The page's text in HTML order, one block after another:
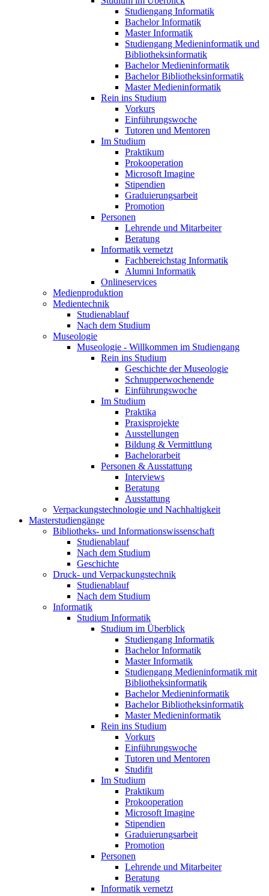
Studiengang Informatik
Bachelor Informatik
Master Informatik
Studiengang Medieninformatik und
Bibliotheksinformatik
Bachelor Medieninformatik
Bachelor Bibliotheksinformatik
Master Medieninformatik
Rein ins Studium
Vorkurs
Einführungswoche
Tutoren und Mentoren
Im Studium
Praktikum
Prokooperation
Microsoft Imagine
Stipendien
Graduierungsarbeit
Promotion
Personen
Lehrende und Mitarbeiter
Beratung
Informatik vernetzt
Fachbereichstag Informatik
Alumni Informatik
Onlineservices
Medienproduktion
Medientechnik
Studienablauf
Nach dem Studium
Museologie
Museologie - Willkommen im Studiengang
Rein ins Studium
Geschichte der Museologie
Schnupperwochenende
Einführungswoche
Im Studium
Praktika
Praxisprojekte
Ausstellungen
Bildung & Vermittlung
Bachelorarbeit
Personen & Ausstattung
Interviews
Beratung
Ausstattung
Verpackungstechnologie und Nachhaltigkeit
Masterstudiengänge
Bibliotheks- und Informationswissenschaft
Studienablauf
Nach dem Studium
Geschichte
Druck- und Verpackungstechnik
Studienablauf
Nach dem Studium
Informatik
Studium Informatik
Studium im Überblick
Studiengang Informatik
Bachelor Informatik
Master Informatik
Studiengang Medieninformatik mit
Bibliotheksinformatik
Bachelor Medieninformatik
Bachelor Bibliotheksinformatik
Master Medieninformatik
Rein ins Studium
Vorkurs
Einführungswoche
Tutoren und Mentoren
Studifit
Im Studium
Praktikum
Prokooperation
Microsoft Imagine
Stipendien
Graduierungsarbeit
Promotion
Personen
Lehrende und Mitarbeiter
Beratung
Informatik vernetzt